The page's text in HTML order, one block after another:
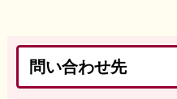
問い合わせ先